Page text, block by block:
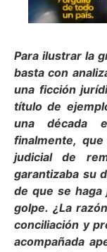
Para ilustrar la
basta con
una ficción
título de
una década
finalmente,
judicial de
garantizaba su
de que se
golpe. ¿La
conciliación y
acompañada